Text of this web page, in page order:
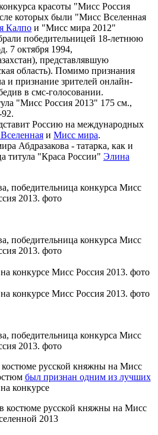
красоты "Мисс Россия
которых были "Мисс Вселенная
Калпо и "Мисс мира 2012"
победительницей 18-летнюю
7 октября 1994,
представлявшую
область). Помимо признания
и признание зрителей онлайн-
в смс-голосовании.
"Мисс Россия 2013" 175 см.,
Россию на международных
и Мисс мира.
Абдразакова - татарка, как и
титула "Краса России" Элина
костюме русской княжны на Мисс
был признан одним из лучших
на конкурсе